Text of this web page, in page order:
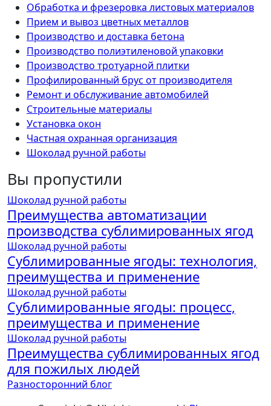
Обработка и фрезеровка листовых материалов
Прием и вывоз цветных металлов
Производство и доставка бетона
Производство полиэтиленовой упаковки
Производство тротуарной плитки
Профилированный брус от производителя
Ремонт и обслуживание автомобилей
Строительные материалы
Установка окон
Частная охранная организация
Шоколад ручной работы
Вы пропустили
Шоколад ручной работы
Преимущества автоматизации
производства сублимированных ягод
Шоколад ручной работы
Сублимированные ягоды: технология,
преимущества и применение
Шоколад ручной работы
Сублимированные ягоды: процесс,
преимущества и применение
Шоколад ручной работы
Преимущества сублимированных ягод
для пожилых людей
Разносторонний блог